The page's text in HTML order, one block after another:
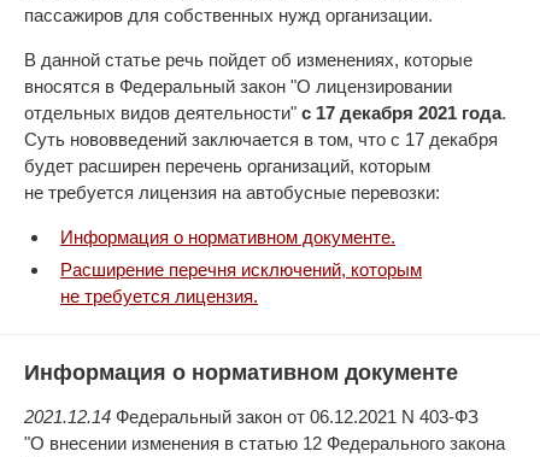
пассажиров для собственных нужд организации.
В данной статье речь пойдет об изменениях, которые
вносятся в Федеральный закон "О лицензировании
отдельных видов деятельности" с 17 декабря 2021 года.
Суть нововведений заключается в том, что с 17 декабря
будет расширен перечень организаций, которым
не требуется лицензия на автобусные перевозки:
Информация о нормативном документе.
Расширение перечня исключений, которым
не требуется лицензия.
Информация о нормативном документе
2021.12.14 Федеральный закон от 06.12.2021 N 403-ФЗ
"О внесении изменения в статью 12 Федерального закона